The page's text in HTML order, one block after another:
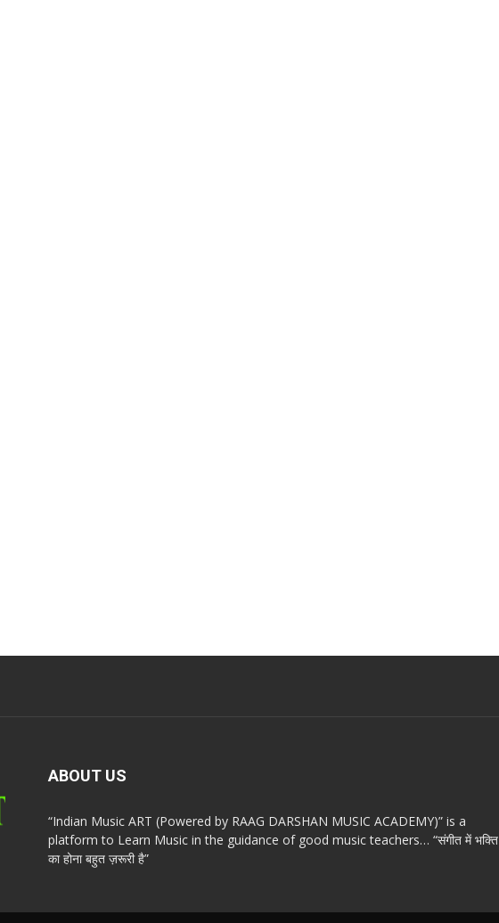
ABOUT US
“Indian Music ART (Powered by RAAG DARSHAN MUSIC ACADEMY)” is a
platform to Learn Music in the guidance of good music teachers… “संगीत में भक्ति
का होना बहुत ज़रूरी है”